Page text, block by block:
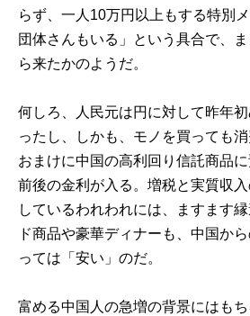
らず、一人10万円以上もする特別
団体さんもいる」という具合で、
ら来たかのようだ。
何しろ、人民元は円に対して昨年
ったし、しかも、モノを買っても消
おまけに中国の高利回り信託商品
前後の金利が入る。増税と実質収
しているわれわれには、ますます
ド商品や豪華ディナーも、中国か
っては「安い」のだ。
富める中国人の急増の背景にはも